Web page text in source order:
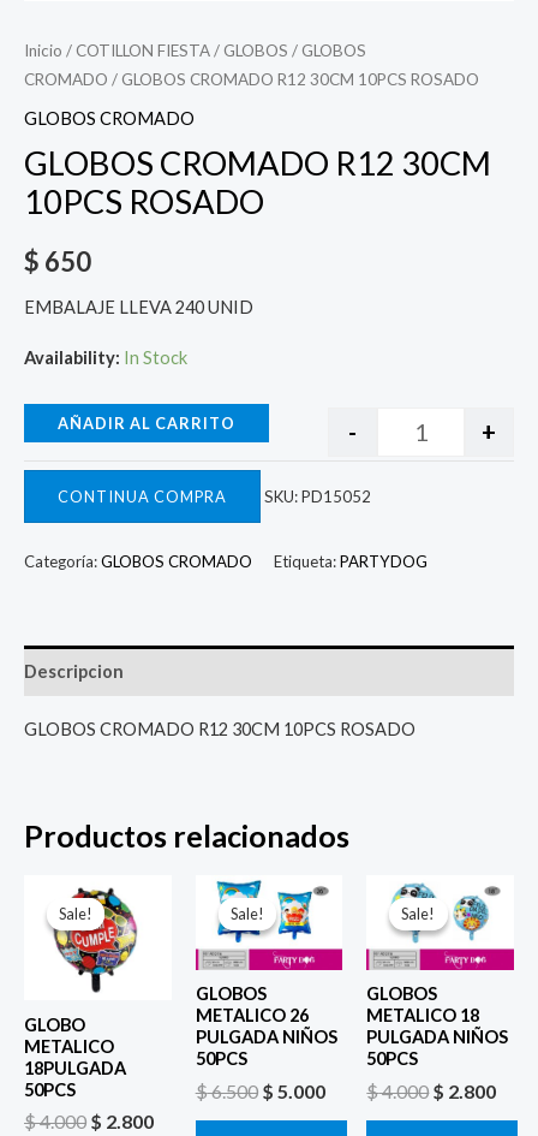
Inicio / COTILLON FIESTA/ GLOBOS / GLOBOS
CROMADO / GLOBOS CROMADO R12 30CM 10PCS ROSADO
GLOBOS CROMADO
GLOBOS CROMADO R12 30CM
10PCS ROSADO
$ 650
EMBALAJE LLEVA 240 UNID
Availability: In Stock
- +
AÑADIR AL CARRITO
CONTINUA COMPRA SKU:PD15052
Categoría:GLOBOS CROMADO Etiqueta:PARTYDOG
Descripcion
GLOBOS CROMADO R12 30CM 10PCS ROSADO
Productos relacionados
Sale!
Sale!
GLOBO
METALICO
18PULGADA
50PCS
$4.000
El
precio
original
era:
$ 4.000.
$ 2.800
$ 2.800.
Sale!
Sale!
GLOBOS
METALICO 26
PULGADA NIÑOS
50PCS
$6.500
El
precio
original
era:
$ 6.500.
$ 5.000
El
$ 5.000.
Sale!
Sale!
GLOBOS
METALICO 18
PULGADA NIÑOS
50PCS
$4.000
El
precio
original
era:
$ 4.000.
$ 2.800
El